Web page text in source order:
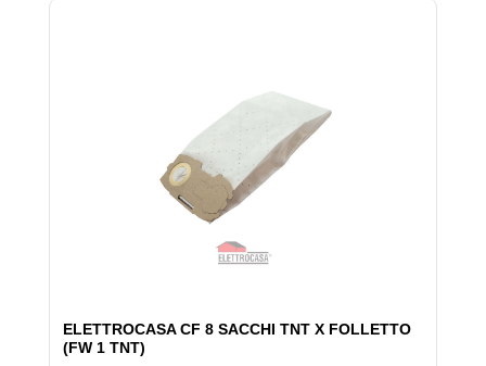
ELETTROCASA CF 8 SACCHI TNT X FOLLETTO
(FW 1 TNT)